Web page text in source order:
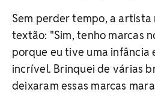
Sem perder tempo, a artista
textão: "Sim, tenho marcas
porque eu tive uma infância
incrível. Brinquei de várias
deixaram essas marcas